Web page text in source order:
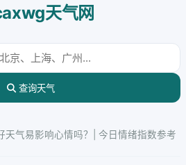
天气网
查询天气
天气易影响心情吗？| 今日情绪指数参考